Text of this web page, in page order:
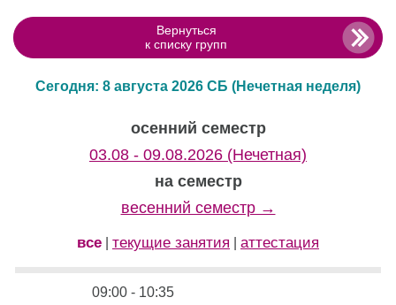
Вернуться
к списку групп
Сегодня: 8 августа 2026 СБ (Нечетная неделя)
осенний семестр
03.08 - 09.08.2026 (Нечетная)
на семестр
весенний семестр →
все текущие занятия аттестация
09:00 - 10:35